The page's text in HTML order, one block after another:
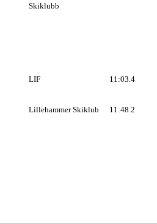
Skiklubb
LIF 11:03.4
Lillehammer Skiklub 11:48.2